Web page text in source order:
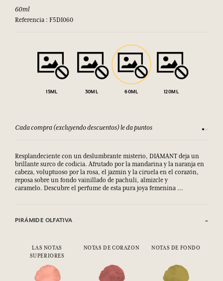
60ml
Referencia : F5DI060
15ML 30ML 60ML 120ML
Cada compra (excluyendo descuentos) le da puntos
Resplandeciente con un deslumbrante misterio, DIAMANT deja un
brillante surco de codicia. Afrutado por la mandarina y la naranja en
cabeza, voluptuoso por la rosa, el jazmín y la ciruela en el corazón,
reposa sobre un fondo vainillado de pachulí, almizcle y
caramelo. Descubre el perfume de esta pura joya femenina ...
PIRÁMIDE OLFATIVA
LAS NOTAS
SUPERIORES
NOTAS DE CORAZON NOTAS DE FONDO